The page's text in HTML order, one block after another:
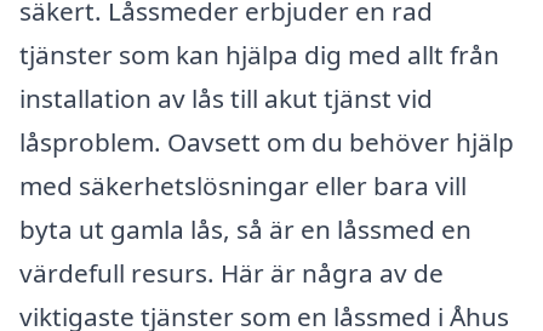
säkert. Låssmeder erbjuder en rad
tjänster som kan hjälpa dig med allt från
installation av lås till akut tjänst vid
låsproblem. Oavsett om du behöver hjälp
med säkerhetslösningar eller bara vill
byta ut gamla lås, så är en låssmed en
värdefull resurs. Här är några av de
viktigaste tjänster som en låssmed i Åhus